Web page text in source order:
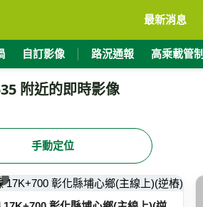
最新消息
自訂影像 路況通報 高乘載管制
附近的即時影像
手動定位